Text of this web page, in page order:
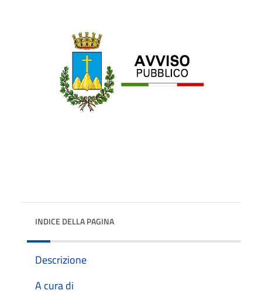
INDICE DELLA PAGINA
Descrizione
A cura di